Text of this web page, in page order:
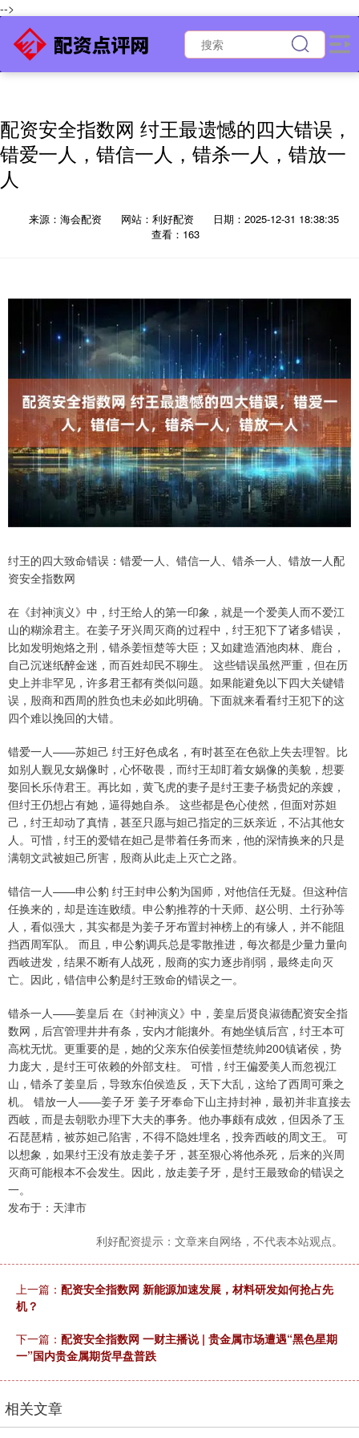
-->
配资安全指数网 纣王最遗憾的四大错误，
错爱一人，错信一人，错杀一人，错放一
人
来源：海会配资 网站：利好配资
日期：2025-12-31 18:38:35
查看：163
纣王的四大致命错误：错爱一人、错信一人、错杀一人、错放一人配
资安全指数网
在《封神演义》中，纣王给人的第一印象，就是一个爱美人而不爱江
山的糊涂君主。在姜子牙兴周灭商的过程中，纣王犯下了诸多错误，
比如发明炮烙之刑，错杀姜恒楚等大臣；又如建造酒池肉林、鹿台，
自己沉迷纸醉金迷，而百姓却民不聊生。 这些错误虽然严重，但在历
史上并非罕见，许多君王都有类似问题。如果能避免以下四大关键错
误，殷商和西周的胜负也未必如此明确。下面就来看看纣王犯下的这
四个难以挽回的大错。
错爱一人——苏妲己 纣王好色成名，有时甚至在色欲上失去理智。比
如别人觐见女娲像时，心怀敬畏，而纣王却盯着女娲像的美貌，想要
娶回长乐侍君王。再比如，黄飞虎的妻子是纣王妻子杨贵妃的亲嫂，
但纣王仍想占有她，逼得她自杀。 这些都是色心使然，但面对苏妲
己，纣王却动了真情，甚至只愿与妲己指定的三妖亲近，不沾其他女
人。可惜，纣王的爱错在妲己是带着任务而来，他的深情换来的只是
满朝文武被妲己所害，殷商从此走上灭亡之路。
错信一人——申公豹 纣王封申公豹为国师，对他信任无疑。但这种信
任换来的，却是连连败绩。申公豹推荐的十天师、赵公明、土行孙等
人，看似强大，其实都是为姜子牙布置封神榜上的有缘人，并不能阻
挡西周军队。 而且，申公豹调兵总是零散推进，每次都是少量力量向
西岐进发，结果不断有人战死，殷商的实力逐步削弱，最终走向灭
亡。因此，错信申公豹是纣王致命的错误之一。
错杀一人——姜皇后 在《封神演义》中，姜皇后贤良淑德配资安全指
数网，后宫管理井井有条，安内才能攘外。有她坐镇后宫，纣王本可
高枕无忧。更重要的是，她的父亲东伯侯姜恒楚统帅200镇诸侯，势
力庞大，是纣王可依赖的外部支柱。 可惜，纣王偏爱美人而忽视江
山，错杀了姜皇后，导致东伯侯造反，天下大乱，这给了西周可乘之
机。 错放一人——姜子牙 姜子牙奉命下山主持封神，最初并非直接去
西岐，而是去朝歌办理下大夫的事务。他办事颇有成效，但因杀了玉
石琵琶精，被苏妲己陷害，不得不隐姓埋名，投奔西岐的周文王。 可
以想象，如果纣王没有放走姜子牙，甚至狠心将他杀死，后来的兴周
灭商可能根本不会发生。因此，放走姜子牙，是纣王最致命的错误之
一。
发布于：天津市
利好配资提示：文章来自网络，不代表本站观点。
上一篇： 配资安全指数网 新能源加速发展，材料研发如何抢占先
机？
下一篇： 配资安全指数网 一财主播说 | 贵金属市场遭遇“黑色星期
一”国内贵金属期货早盘普跌
相关文章